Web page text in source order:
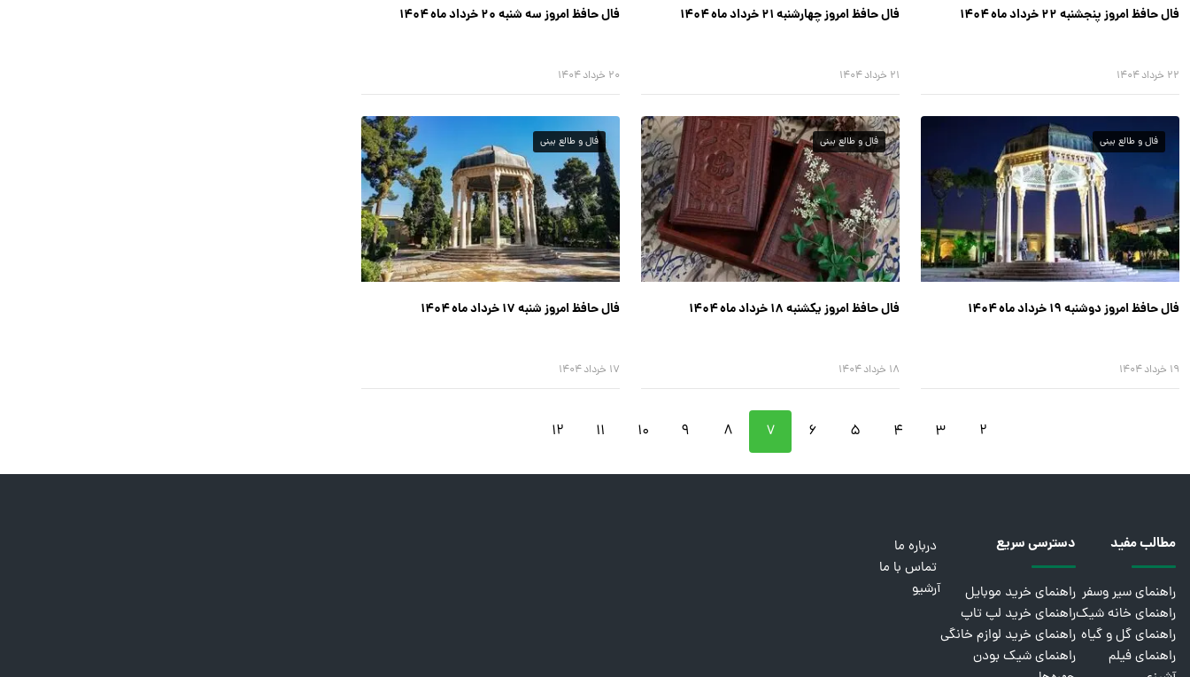
فال حافظ امروز پنجشنبه ۲۲ خرداد ماه ۱۴۰۴
۲۲ خرداد ۱۴۰۴
فال حافظ امروز چهارشنبه ۲۱ خرداد ماه ۱۴۰۴
۲۱ خرداد ۱۴۰۴
فال حافظ امروز سه شنبه ۲۰ خرداد ماه ۱۴۰۴
۲۰ خرداد ۱۴۰۴
فال و طالع بینی
فال حافظ امروز دوشنبه ۱۹ خرداد ماه ۱۴۰۴
۱۹ خرداد ۱۴۰۴
فال و طالع بینی
فال حافظ امروز یکشنبه ۱۸ خرداد ماه ۱۴۰۴
۱۸ خرداد ۱۴۰۴
فال و طالع بینی
فال حافظ امروز شنبه ۱۷ خرداد ماه ۱۴۰۴
۱۷ خرداد ۱۴۰۴
۲ ۳ ۴ ۵ ۶ ۷ ۸ ۹ ۱۰ ۱۱ ۱۲
مطالب مفید
راهنمای سیر وسفر
راهنمای خانه شیک
راهنمای گل و گیاه
راهنمای فیلم
دسترسی سریع
راهنمای خرید موبایل
راهنمای خرید لپ تاپ
راهنمای خرید لوازم خانگی
راهنمای شیک بودن
درباره ما
تماس با ما
آرشیو